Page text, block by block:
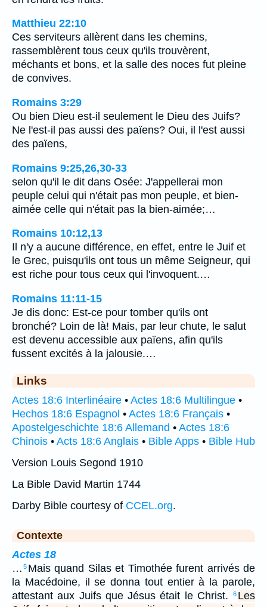
Matthieu 22:10
Ces serviteurs allèrent dans les chemins,
rassemblèrent tous ceux qu'ils trouvèrent,
méchants et bons, et la salle des noces fut pleine
de convives.
Romains 3:29
Ou bien Dieu est-il seulement le Dieu des Juifs?
Ne l'est-il pas aussi des païens? Oui, il l'est aussi
des païens,
Romains 9:25,26,30-33
selon qu'il le dit dans Osée: J'appellerai mon
peuple celui qui n'était pas mon peuple, et bien-
aimée celle qui n'était pas la bien-aimée;…
Romains 10:12,13
Il n'y a aucune différence, en effet, entre le Juif et
le Grec, puisqu'ils ont tous un même Seigneur, qui
est riche pour tous ceux qui l'invoquent.…
Romains 11:11-15
Je dis donc: Est-ce pour tomber qu'ils ont
bronché? Loin de là! Mais, par leur chute, le salut
est devenu accessible aux païens, afin qu'ils
fussent excités à la jalousie.…
Links
Actes 18:6 Interlinéaire • Actes 18:6 Multilingue •
Hechos 18:6 Espagnol • Actes 18:6 Français •
Apostelgeschichte 18:6 Allemand • Actes 18:6
Chinois • Acts 18:6 Anglais • Bible Apps • Bible Hub
Version Louis Segond 1910
La Bible David Martin 1744
Darby Bible courtesy of CCEL.org.
Contexte
Actes 18
… 5 Mais quand Silas et Timothée furent arrivés de
la Macédoine, il se donna tout entier à la parole,
attestant aux Juifs que Jésus était le Christ.
6 Les